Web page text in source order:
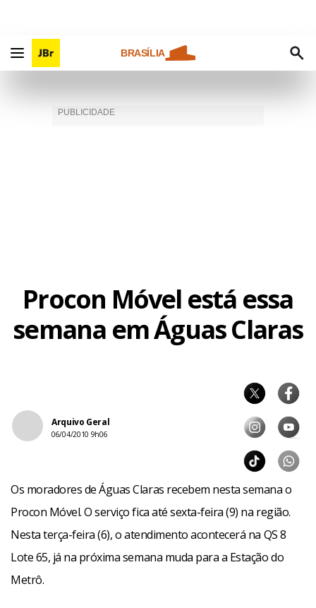
BRASÍLIA
Procon Móvel está essa
semana em Águas Claras
Arquivo Geral
06/04/2010 9h06
Os moradores de Águas Claras recebem nesta semana o
Procon Móvel. O serviço fica até sexta-feira (9) na região.
Nesta terça-feira (6), o atendimento acontecerá na QS 8
Lote 65, já na próxima semana muda para a Estação do
Metrô.